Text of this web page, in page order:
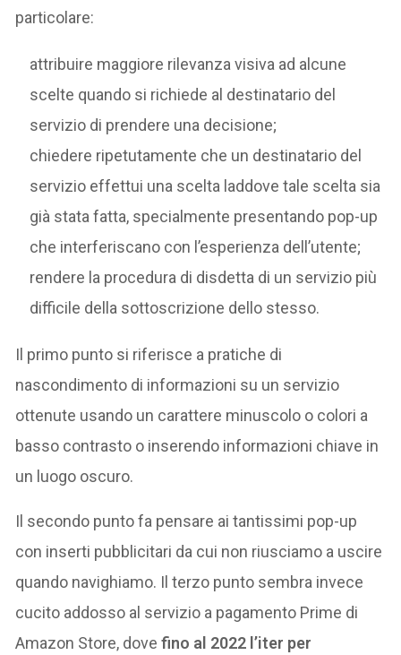
particolare:
attribuire maggiore rilevanza visiva ad alcune
scelte quando si richiede al destinatario del
servizio di prendere una decisione;
chiedere ripetutamente che un destinatario del
servizio effettui una scelta laddove tale scelta sia
già stata fatta, specialmente presentando pop-up
che interferiscano con l’esperienza dell’utente;
rendere la procedura di disdetta di un servizio più
difficile della sottoscrizione dello stesso.
Il primo punto si riferisce a pratiche di
nascondimento di informazioni su un servizio
ottenute usando un carattere minuscolo o colori a
basso contrasto o inserendo informazioni chiave in
un luogo oscuro.
Il secondo punto fa pensare ai tantissimi pop-up
con inserti pubblicitari da cui non riusciamo a uscire
quando navighiamo. Il terzo punto sembra invece
cucito addosso al servizio a pagamento Prime di
Amazon Store, dove fino al 2022 l’iter per